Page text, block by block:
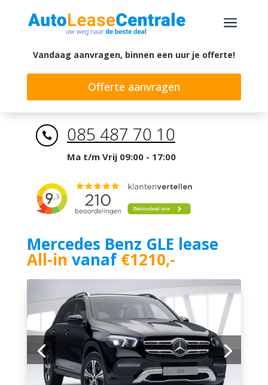
a
Vandaag aanvragen, binnen een uur je offerte!
Offerte aanvragen
 085 487 70 10
Ma t/m Vrij 09:00 - 17:00
Mercedes Benz GLE lease
All-in vanaf€1210,-